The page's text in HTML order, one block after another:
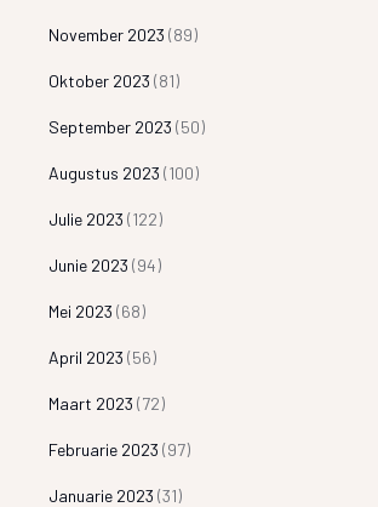
November 2023 (89)
Oktober 2023 (81)
September 2023 (50)
Augustus 2023 (100)
Julie 2023 (122)
Junie 2023 (94)
Mei 2023 (68)
April 2023 (56)
Maart 2023 (72)
Februarie 2023 (97)
Januarie 2023 (31)